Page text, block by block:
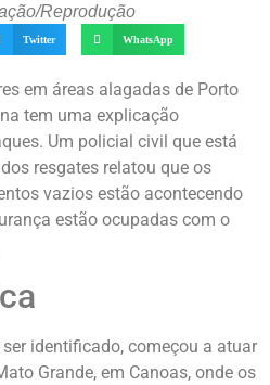
Reprodução
Twitter WhatsApp
em áreas alagadas de Porto
tem uma explicação
Um policial civil que está
resgates relatou que os
vazios estão acontecendo
estão ocupadas com o
identificado, começou a atuar
Grande, em Canoas, onde os